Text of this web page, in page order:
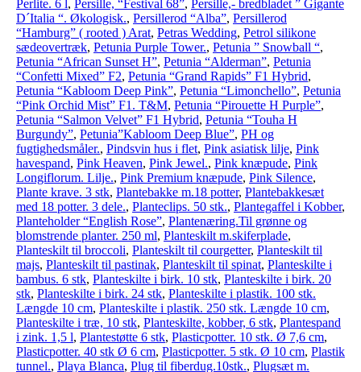
Perlite. 6 l, Persille, “Festival 68”, Persille,- bredbladet ” Gigante
D´Italia “. Økologisk., Persillerod “Alba”, Persillerod
“Hamburg” ( rooted ) Arat, Petras Wedding, Petrol silikone
sædeovertræk, Petunia Purple Tower., Petunia ” Snowball “,
Petunia “African Sunset H”, Petunia “Alderman”, Petunia
“Confetti Mixed” F2, Petunia “Grand Rapids” F1 Hybrid,
Petunia “Kabloom Deep Pink”, Petunia “Limonchello”, Petunia
“Pink Orchid Mist” F1. T&M, Petunia “Pirouette H Purple”,
Petunia “Salmon Velvet” F1 Hybrid, Petunia “Touha H
Burgundy”, Petunia”Kabloom Deep Blue”, PH og
fugtighedsmåler., Pindsvin hus i flet, Pink asiatisk lilje, Pink
havespand, Pink Heaven, Pink Jewel., Pink knæpude, Pink
Longiflorum. Lilje., Pink Premium knæpude, Pink Silence,
Plante krave. 3 stk, Plantebakke m.18 potter, Plantebakkesæt
med 18 potter. 3 dele., Planteclips. 50 stk., Plantegaffel i Kobber,
Planteholder “English Rose”, Plantenæring.Til grønne og
blomstrende planter. 250 ml, Planteskilt m.skiferplade,
Planteskilt til broccoli, Planteskilt til courgetter, Planteskilt til
majs, Planteskilt til pastinak, Planteskilt til spinat, Planteskilte i
bambus. 6 stk, Planteskilte i birk. 10 stk, Planteskilte i birk. 20
stk, Planteskilte i birk. 24 stk, Planteskilte i plastik. 100 stk.
Længde 10 cm, Planteskilte i plastik. 250 stk. Længde 10 cm,
Planteskilte i træ, 10 stk, Planteskilte, kobber, 6 stk, Plantespand
i zink. 1,5 l, Plantestøtte 6 stk, Plasticpotter. 10 stk. Ø 7,6 cm,
Plasticpotter. 40 stk Ø 6 cm, Plasticpotter. 5 stk. Ø 10 cm, Plastik
tunnel., Playa Blanca, Plug til fiberdug.10stk., Plugsæt m.